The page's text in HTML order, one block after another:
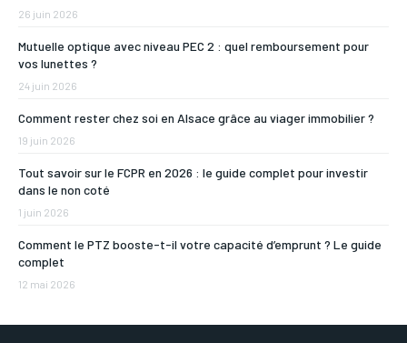
26 juin 2026
Mutuelle optique avec niveau PEC 2 : quel remboursement pour
vos lunettes ?
24 juin 2026
Comment rester chez soi en Alsace grâce au viager immobilier ?
19 juin 2026
Tout savoir sur le FCPR en 2026 : le guide complet pour investir
dans le non coté
1 juin 2026
Comment le PTZ booste-t-il votre capacité d’emprunt ? Le guide
complet
12 mai 2026